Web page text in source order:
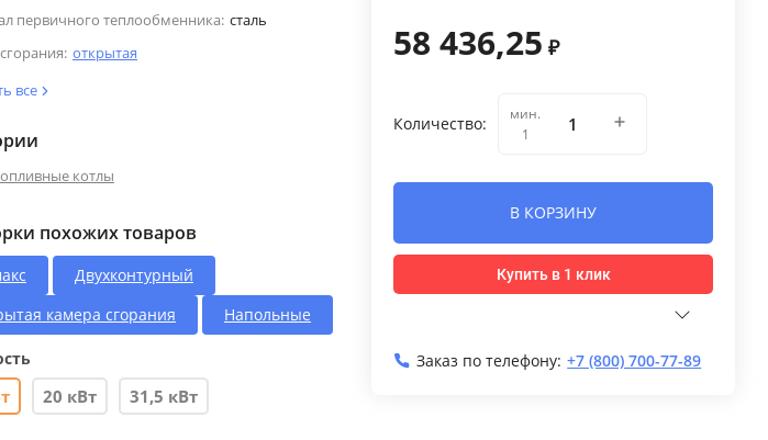
первичного теплообменника: сталь
открытая
все
котлы
похожих товаров
Двухконтурный
камера сгорания
Напольные
20 кВт 31,5 кВт
58 436,25 ₽
Количество:
мин.
1
В КОРЗИНУ
Купить в 1 клик
Заказ по телефону: +7 (800) 700-77-89